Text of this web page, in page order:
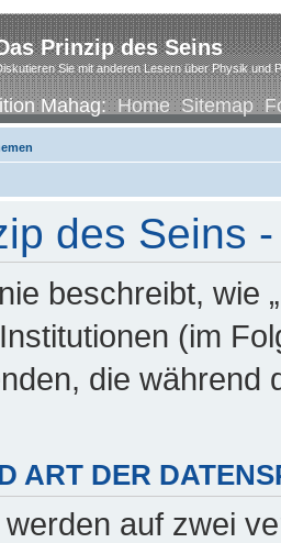
Prinzip des Seins
Sie mit anderen Lesern über Physik und
Mahag:Home Sitemap
des Seins
beschreibt, wie
(im
die während
ART DER
auf zwei